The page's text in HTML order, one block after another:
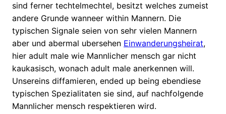
sind ferner techtelmechtel, besitzt welches zumeist
andere Grunde wanneer within Mannern. Die
typischen Signale seien von sehr vielen Mannern
aber und abermal ubersehen Einwanderungsheirat,
hier adult male wie Mannlicher mensch gar nicht
kaukasisch, wonach adult male anerkennen will.
Unsereins diffamieren, ended up being ebendiese
typischen Spezialitaten sie sind, auf nachfolgende
Mannlicher mensch respektieren wird.